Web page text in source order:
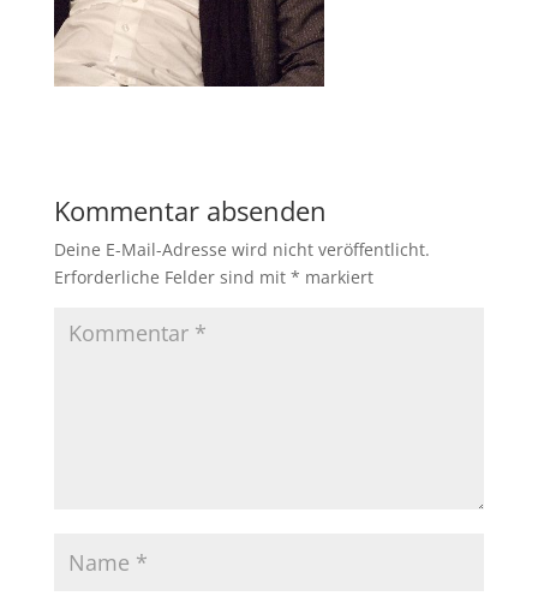
Kommentar absenden
Deine E-Mail-Adresse wird nicht veröffentlicht.
Erforderliche Felder sind mit * markiert